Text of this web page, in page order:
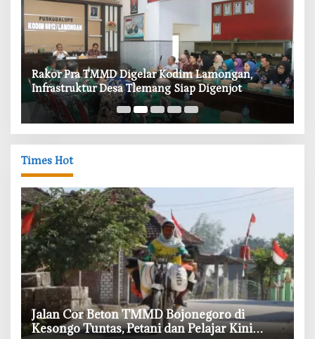
‎Rakor Pra TMMD Digelar Kodim Lamongan,
Infrastruktur Desa Tlemang Siap Digenjot
Times Hot
‎Jalan Cor Beton TMMD Bojonegoro di
Kesongo Tuntas, Petani dan Pelajar Kini